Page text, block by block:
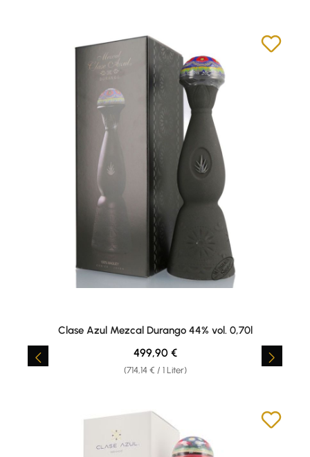
Clase Azul Mezcal Durango 44% vol. 0,70l
(714,14 € / 1 Liter)
Regulärer Preis:
499,90 €